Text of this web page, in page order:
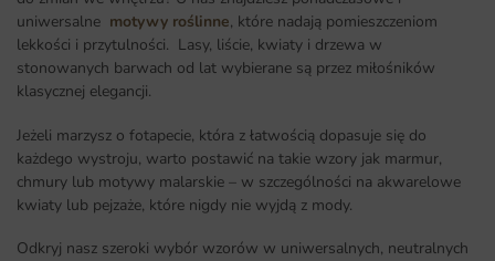
uniwersalne motywy roślinne, które nadają pomieszczeniom
lekkości i przytulności. Lasy, liście, kwiaty i drzewa w
stonowanych barwach od lat wybierane są przez miłośników
klasycznej elegancji.
Jeżeli marzysz o fotapecie, która z łatwością dopasuje się do
każdego wystroju, warto postawić na takie wzory jak marmur,
chmury lub motywy malarskie – w szczególności na akwarelowe
kwiaty lub pejzaże, które nigdy nie wyjdą z mody.
Odkryj nasz szeroki wybór wzorów w uniwersalnych, neutralnych